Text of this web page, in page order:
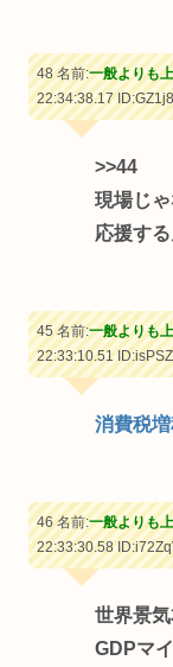
48 名前:一般よりも
22:34:38.17
>>44
現場じ
応援す
45 名前:一般よりも
22:33:10.51
消費税
46 名前:一般よりも
22:33:30.58
世界景
GDPマ